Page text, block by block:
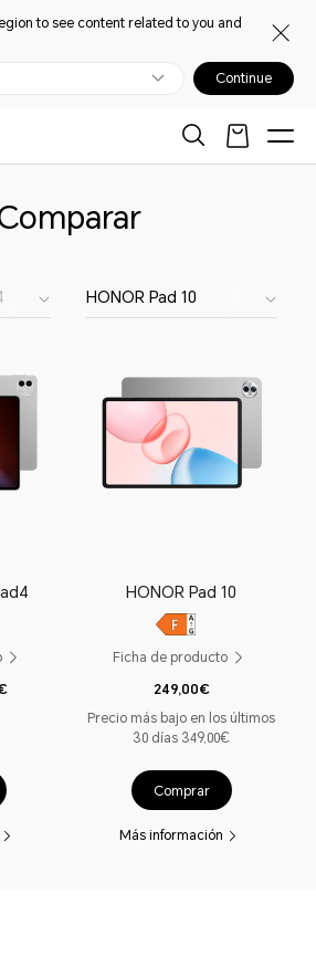
to see content related to you and
Continue
HONOR Pad 10
HONOR Pad 10
Ficha de producto
249,00€
Precio más bajo en los últimos
30 días 349,00€
Comprar
Más información